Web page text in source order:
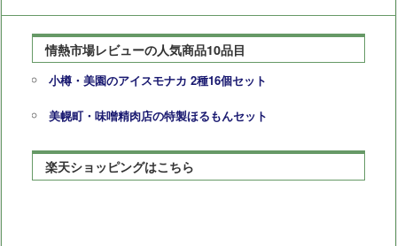
情熱市場レビューの人気商品10品目
小樽・美園のアイスモナカ 2種16個セット
美幌町・味噌精肉店の特製ほるもんセット
楽天ショッピングはこちら